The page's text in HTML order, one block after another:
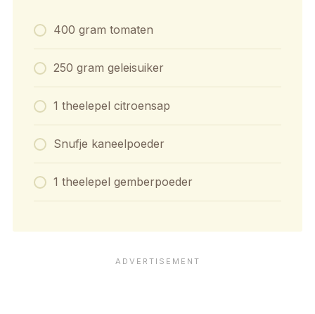
400 gram tomaten
250 gram geleisuiker
1 theelepel citroensap
Snufje kaneelpoeder
1 theelepel gemberpoeder